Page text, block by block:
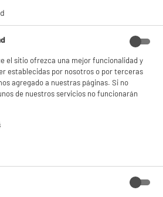
2029
nuevo o por un cupón canjeable
sincronización USB micro
el sitio ofrezca una mejor funcionalidad y
establecidas por nosotros o por terceras
agregado a nuestras páginas. Si no
de nuestros servicios no funcionarán